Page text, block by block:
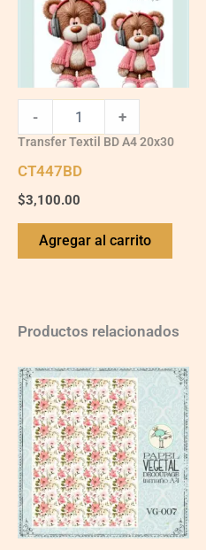
- +
Transfer Textil BD A4 20x30
CT447BD
$3,100.00
Agregar al carrito
Productos relacionados
VG007
quantity